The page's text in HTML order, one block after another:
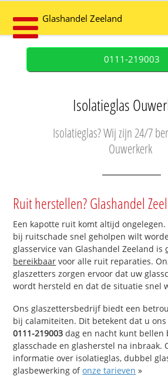
Glashandel Zeeland
0111-219003
Isolatieglas
Isolatieglas? Wij zijn 24/7
Ouwerkerk
Ruit herstellen? Glashandel
Een kapotte ruit komt altijd
bij ruitschade snel geholpen wilt
glasservice van Glashandel Zeeland is
bereikbaar voor alle ruit reparaties.
glaszetters zorgen ervoor dat uw
wordt hersteld en dat de situatie snel
Ons glaszettersbedrijf biedt een
bij calamiteiten. Dit betekent dat u
0111-219003 dag en nacht kunt bellen
glasschade en glasherstel na inbraak.
informatie over isolatieglas, dubbel
glasbewerking ofonze tarieven »